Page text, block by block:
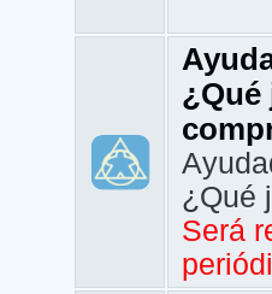
¿Qué
¿Qué
Será